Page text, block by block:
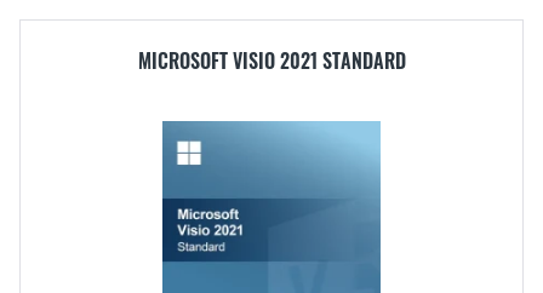
MICROSOFT VISIO 2021 STANDARD